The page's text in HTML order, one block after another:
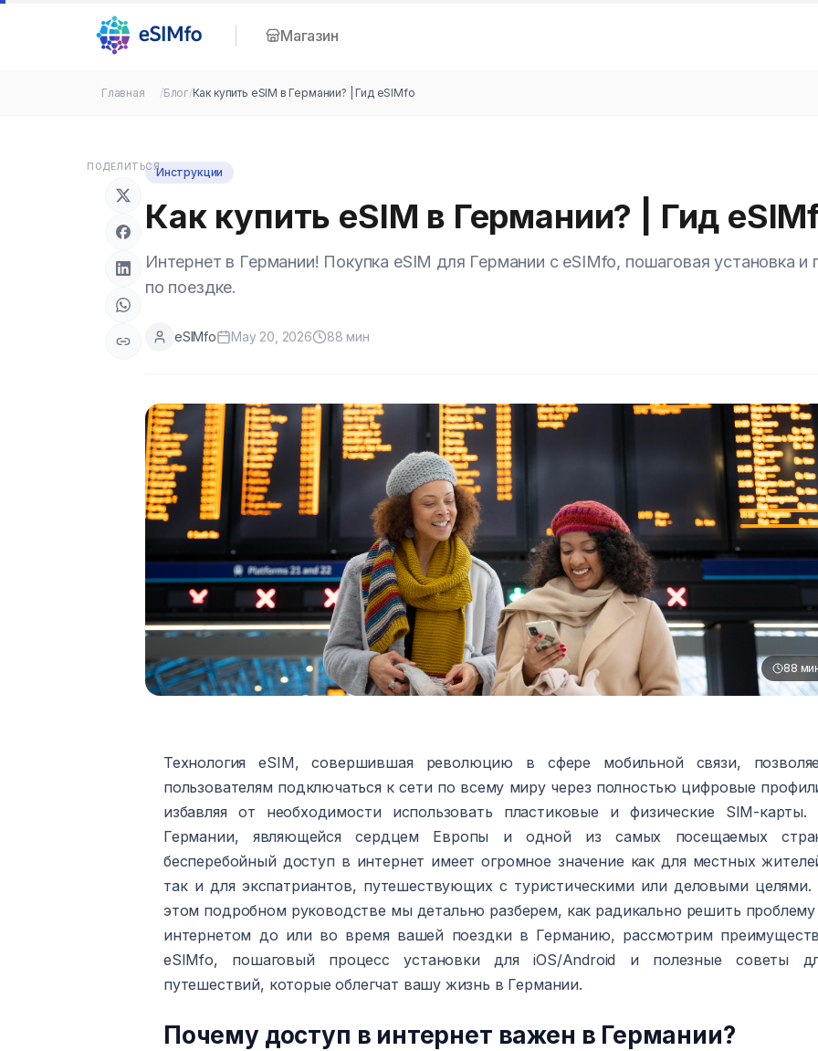
Магазин
Главная /Блог/Как купить eSIM в Германии? | Гид eSIMfo
ПОДЕЛИТЬСЯИнструкции
Как купить eSIM в Германии? | Гид
Интернет в Германии! Покупка eSIM для Германии с eSIMfo, пошаговая установка и
по поездке.
eSIMfo May 20, 2026 88 мин
88
Технология eSIM, совершившая революцию в сфере мобильной связи,
пользователям подключаться к сети по всему миру через полностью цифровые
избавляя от необходимости использовать пластиковые и физические SIM-карты.
Германии, являющейся сердцем Европы и одной из самых посещаемых
бесперебойный доступ в интернет имеет огромное значение как для местных
так и для экспатриантов, путешествующих с туристическими или деловыми целями.
этом подробном руководстве мы детально разберем, как радикально решить проблему
интернетом до или во время вашей поездки в Германию, рассмотрим
eSIMfo, пошаговый процесс установки для iOS/Android и полезные советы
путешествий, которые облегчат вашу жизнь в Германии.
Почему доступ в интернет важен в Германии?